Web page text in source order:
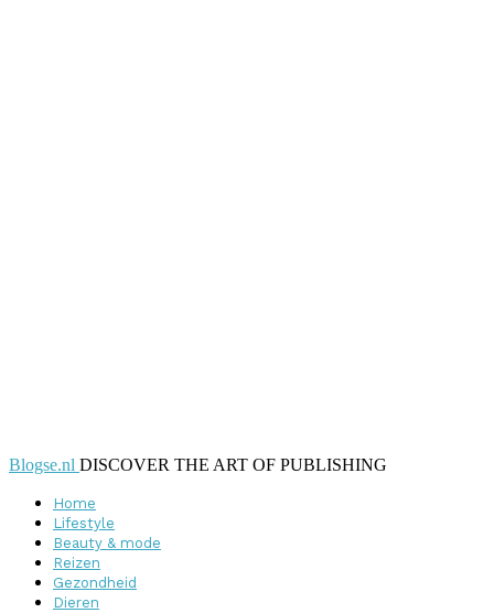
Blogse.nl DISCOVER THE ART OF PUBLISHING
Home
Lifestyle
Beauty & mode
Reizen
Gezondheid
Dieren